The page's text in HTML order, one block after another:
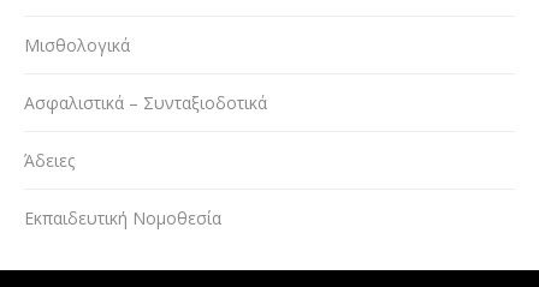
Μισθολογικά
Ασφαλιστικά – Συνταξιοδοτικά
Άδειες
Εκπαιδευτική Νομοθεσία